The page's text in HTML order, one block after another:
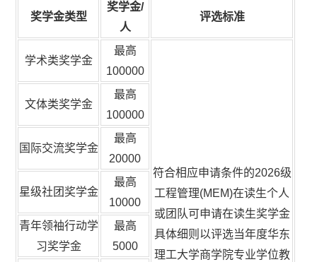
奖学金类型
奖学金/
人
评选标准
学术类奖学金
最高
100000
符合相应申请条件的2026级
工程管理(MEM)在读生个人
或团队可申请在读生奖学金
具体细则以评选当年度华东
理工大学商学院专业学位教
文体类奖学金
最高
100000
国际交流奖学金
最高
20000
星级社团奖学金
最高
10000
青年领袖行动学
习奖学金
最高
5000